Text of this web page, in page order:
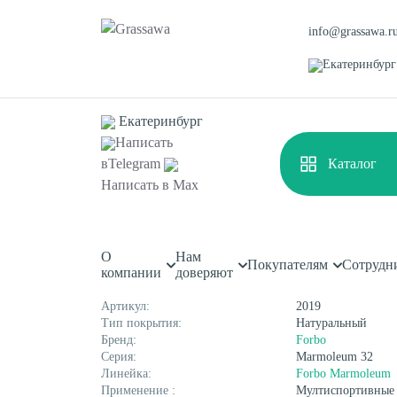
Екатеринбург
Екатеринбург
Написать
вTelegram
Написать в Max
Каталог
О
компании
Нам
доверяют
Покупателям
Спортивная
Декоративная
Цветная
Монофиламентная
Фибриллированная
Каталог Спортивные покрытия
Характеристики
Артикул:
2019
Тип покрытия:
Натуральный
Бренд:
Forbo
Серия:
Marmoleum 32
Линейка:
Forbo Marmoleum
Применение :
Мултиспортивные